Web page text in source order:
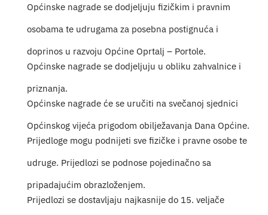
Općinske nagrade se dodjeljuju fizičkim i pravnim
osobama te udrugama za posebna postignuća i
doprinos u razvoju Općine Oprtalj – Portole.
Općinske nagrade se dodjeljuju u obliku zahvalnice i
priznanja.
Općinske nagrade će se uručiti na svečanoj sjednici
Općinskog vijeća prigodom obilježavanja Dana Općine.
Prijedloge mogu podnijeti sve fizičke i pravne osobe te
udruge. Prijedlozi se podnose pojedinačno sa
pripadajućim obrazloženjem.
Prijedlozi se dostavljaju najkasnije do 15. veljače